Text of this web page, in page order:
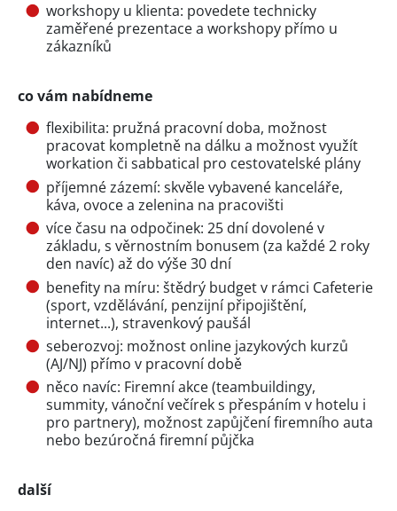
workshopy u klienta: povedete technicky
zaměřené prezentace a workshopy přímo u
zákazníků
co vám nabídneme
flexibilita: pružná pracovní doba, možnost
pracovat kompletně na dálku a možnost využít
workation či sabbatical pro cestovatelské plány
příjemné zázemí: skvěle vybavené kanceláře,
káva, ovoce a zelenina na pracovišti
více času na odpočinek: 25 dní dovolené v
základu, s věrnostním bonusem (za každé 2 roky
den navíc) až do výše 30 dní
benefity na míru: štědrý budget v rámci Cafeterie
(sport, vzdělávání, penzijní připojištění,
internet...), stravenkový paušál
seberozvoj: možnost online jazykových kurzů
(AJ/NJ) přímo v pracovní době
něco navíc: Firemní akce (teambuildingy,
summity, vánoční večírek s přespáním v hotelu i
pro partnery), možnost zapůjčení firemního auta
nebo bezúročná firemní půjčka
další